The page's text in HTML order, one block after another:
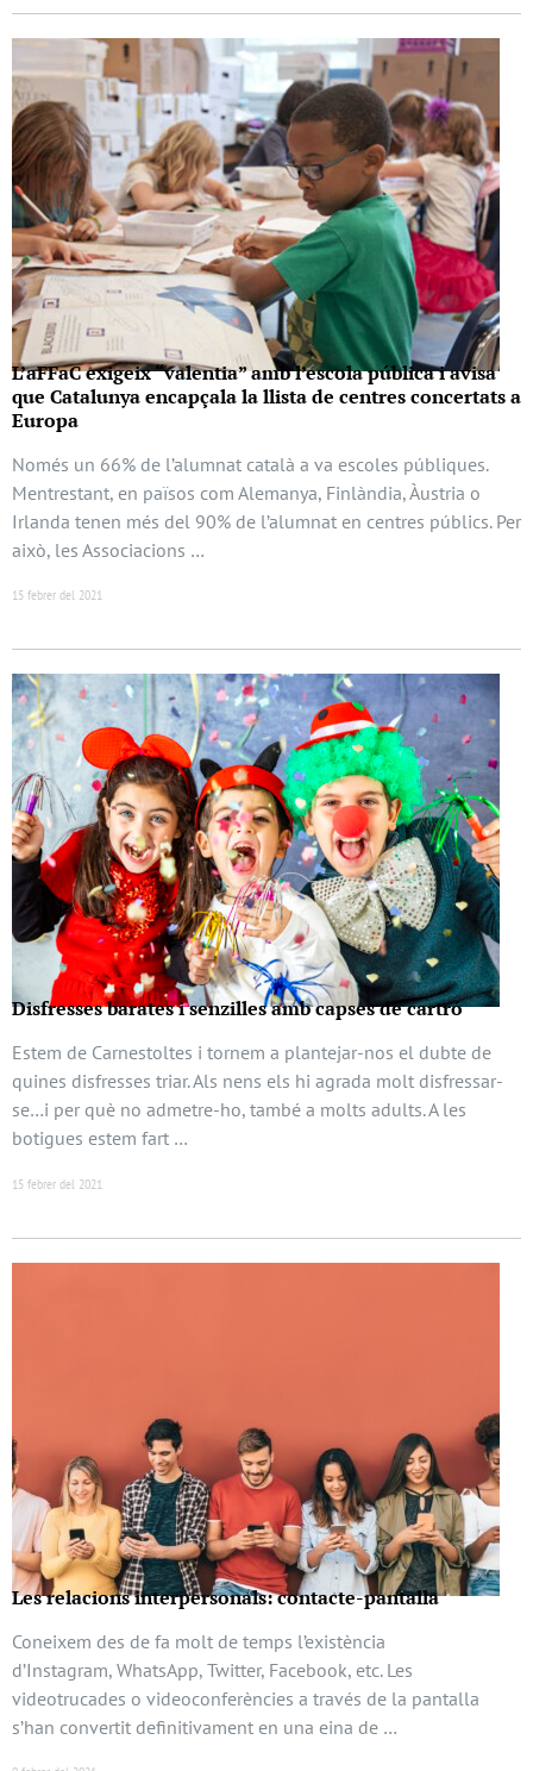
L’aFFaC exigeix “valentia” amb l’escola pública i avisa
que Catalunya encapçala la llista de centres concertats a
Europa
Només un 66% de l’alumnat català a va escoles públiques.
Mentrestant, en països com Alemanya, Finlàndia, Àustria o
Irlanda tenen més del 90% de l’alumnat en centres públics. Per
això, les Associacions …
15 febrer del 2021
Disfresses barates i senzilles amb capses de cartró
Estem de Carnestoltes i tornem a plantejar-nos el dubte de
quines disfresses triar. Als nens els hi agrada molt disfressar-
se…i per què no admetre-ho, també a molts adults. A les
botigues estem fart …
15 febrer del 2021
Les relacions interpersonals: contacte-pantalla
Coneixem des de fa molt de temps l’existència
d’Instagram, WhatsApp, Twitter, Facebook, etc. Les
videotrucades o videoconferències a través de la pantalla
s’han convertit definitivament en una eina de …